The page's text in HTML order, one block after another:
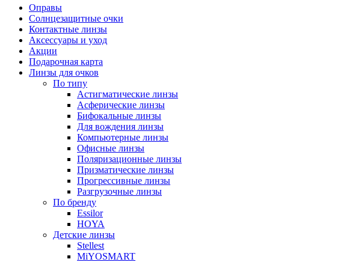
Оправы
Солнцезащитные очки
Контактные линзы
Аксессуары и уход
Акции
Подарочная карта
Линзы для очков
По типу
Астигматические линзы
Асферические линзы
Бифокальные линзы
Для вождения линзы
Компьютерные линзы
Офисные линзы
Поляризационные линзы
Призматические линзы
Прогрессивные линзы
Разгрузочные линзы
По бренду
Essilor
HOYA
Детские линзы
Stellest
MiYOSMART